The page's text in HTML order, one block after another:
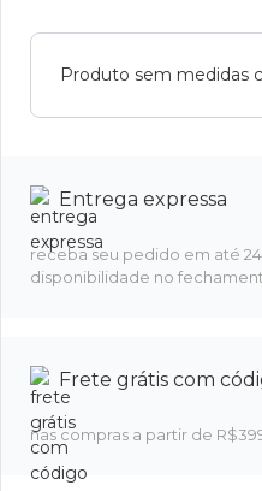
Produto sem medidas
Entrega expressa
receba seu pedido em até
disponibilidade no
Frete grátis com
nas compras a partir de